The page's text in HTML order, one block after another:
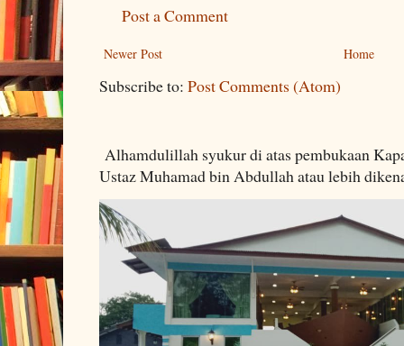
Post a Comment
Newer Post Home
Subscribe to: Post Comments (Atom)
Alhamdulillah syukur di atas pembukaan
Ustaz Muhamad bin Abdullah atau lebih